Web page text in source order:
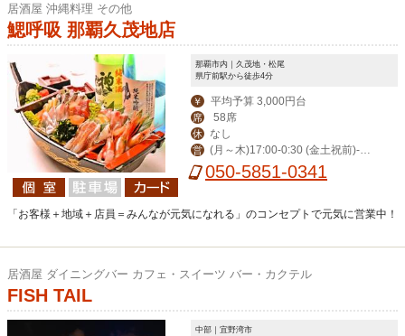
居酒屋 沖縄料理 その他
鰓呼吸 那覇久茂地店
那覇市内｜久茂地・松尾
県庁前駅から徒歩4分
￥ 平均予算 3,000円台
席 58席
休 なし
営
(月～木)17:00-0:30 (金土祝前)‐翌
1:00(日)‐0:00
050-5851-0341
「お客様＋地域＋店員＝みんなが元気になれる」のコンセプトで元気に営業中！
居酒屋 ダイニングバー カフェ・スイーツ バー・カクテル
FISH TAIL
中部｜宜野湾市